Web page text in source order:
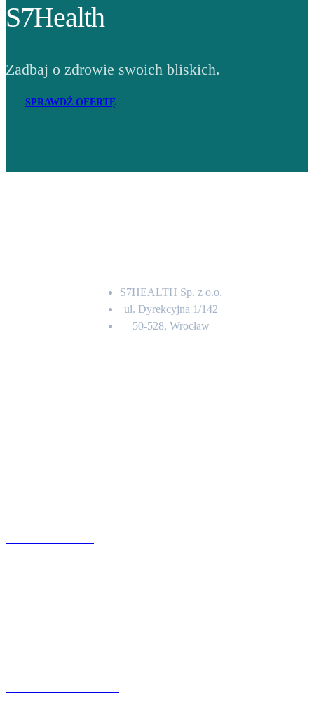
S7Health
Zadbaj o zdrowie swoich bliskich.
SPRAWDŹ OFERTĘ
S7HEALTH Sp. z o.o.
ul. Dyrekcyjna 1/142
50-528, Wrocław